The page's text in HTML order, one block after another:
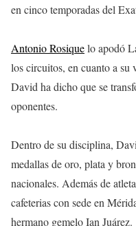
en cinco temporadas del
Antonio Rosiquelo apodó
los circuitos, en cuanto a
David ha dicho que se
oponentes.
Dentro de su disciplina,
medallas de oro, plata y
nacionales. Además de
cafeterias con sede en
hermano gemelo Ian Juárez.